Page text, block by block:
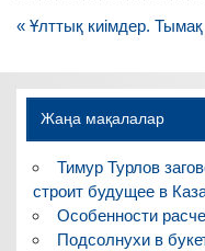
Навигация
записям
« Ұлттық киімдер. Тымақ
Жаңа мақалалар
Тимур Турлов
строит будущее в
Особенности
Подсолнухи в